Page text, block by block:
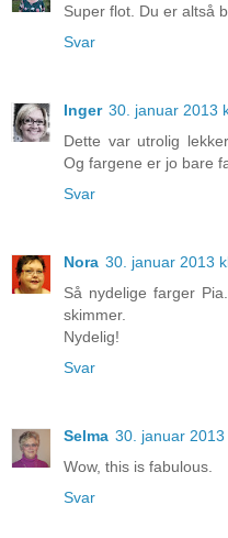
Super flot. Du er altså
Svar
Inger 30. januar 2013
Dette var utrolig
Og fargene er jo bare
Svar
Nora 30. januar 2013
Så nydelige farger
skimmer.
Nydelig!
Svar
Selma 30. januar 2013
Wow, this is fabulous.
Svar